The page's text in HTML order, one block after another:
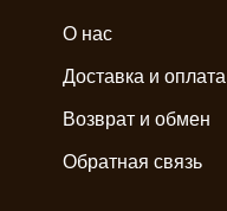
О нас
Доставка и оплата
Возврат и обмен
Обратная связь